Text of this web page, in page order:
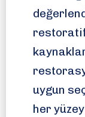
uygun
her